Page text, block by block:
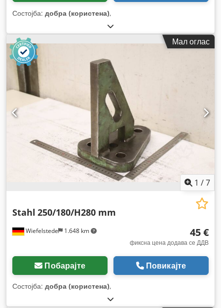
Состојба: добра (користена),
Мал оглас
1 /7
Wiefelstede 1.648 km
Stahl 250/180/H280 mm
45 €
фиксна цена додава се ДДВ
Побарајте Повикајте
Состојба: добра (користена),